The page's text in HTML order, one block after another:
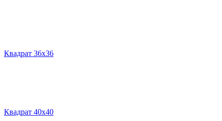
Квадрат 36х36
Квадрат 40х40